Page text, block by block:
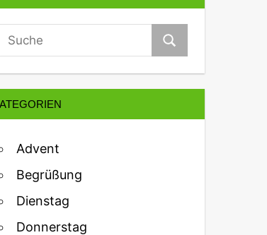
Advent
Begrüßung
Dienstag
Donnerstag